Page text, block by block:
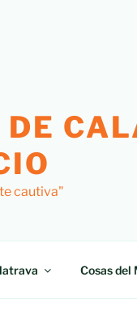
cautiva"
Cosas del